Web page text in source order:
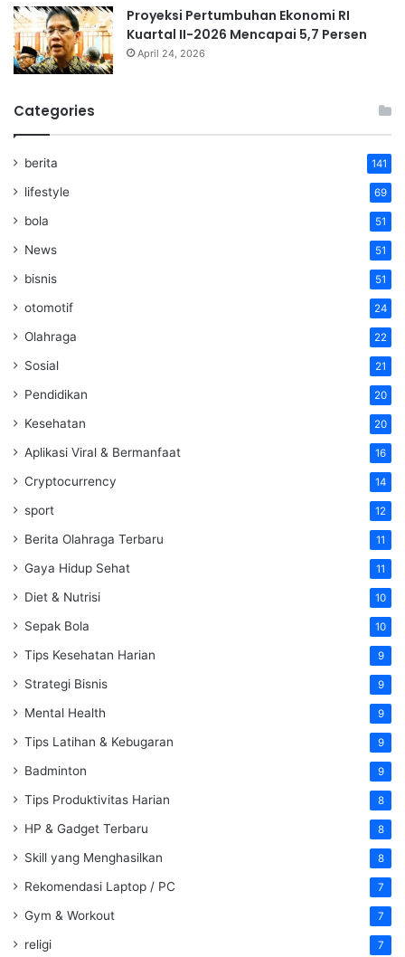
Proyeksi Pertumbuhan Ekonomi RI
Kuartal II-2026 Mencapai 5,7 Persen
April 24, 2026
Categories
berita 141
lifestyle 69
bola 51
News 51
bisnis 51
otomotif 24
Olahraga 22
Sosial 21
Pendidikan 20
Kesehatan 20
Aplikasi Viral & Bermanfaat 16
Cryptocurrency 14
sport 12
Berita Olahraga Terbaru 11
Gaya Hidup Sehat 11
Diet & Nutrisi 10
Sepak Bola 10
Tips Kesehatan Harian 9
Strategi Bisnis 9
Mental Health 9
Tips Latihan & Kebugaran 9
Badminton 9
Tips Produktivitas Harian 8
HP & Gadget Terbaru 8
Skill yang Menghasilkan 8
Rekomendasi Laptop / PC 7
Gym & Workout 7
religi 7